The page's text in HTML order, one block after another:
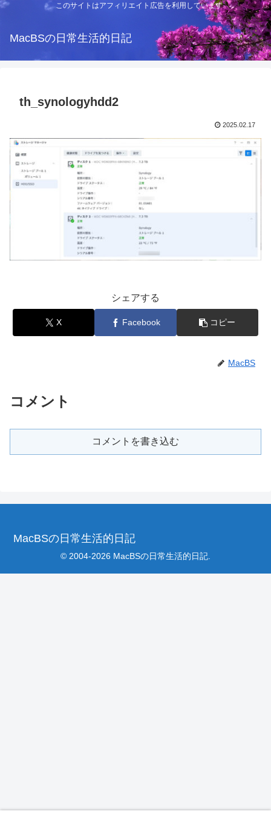
このサイトはアフィリエイト広告を利用しています
MacBSの日常生活的日記
th_synologyhdd2
2025.02.17
シェアする
X Facebook コピー
MacBS
コメント
コメントを書き込む
MacBSの日常生活的日記
© 2004-2026 MacBSの日常生活的日記.